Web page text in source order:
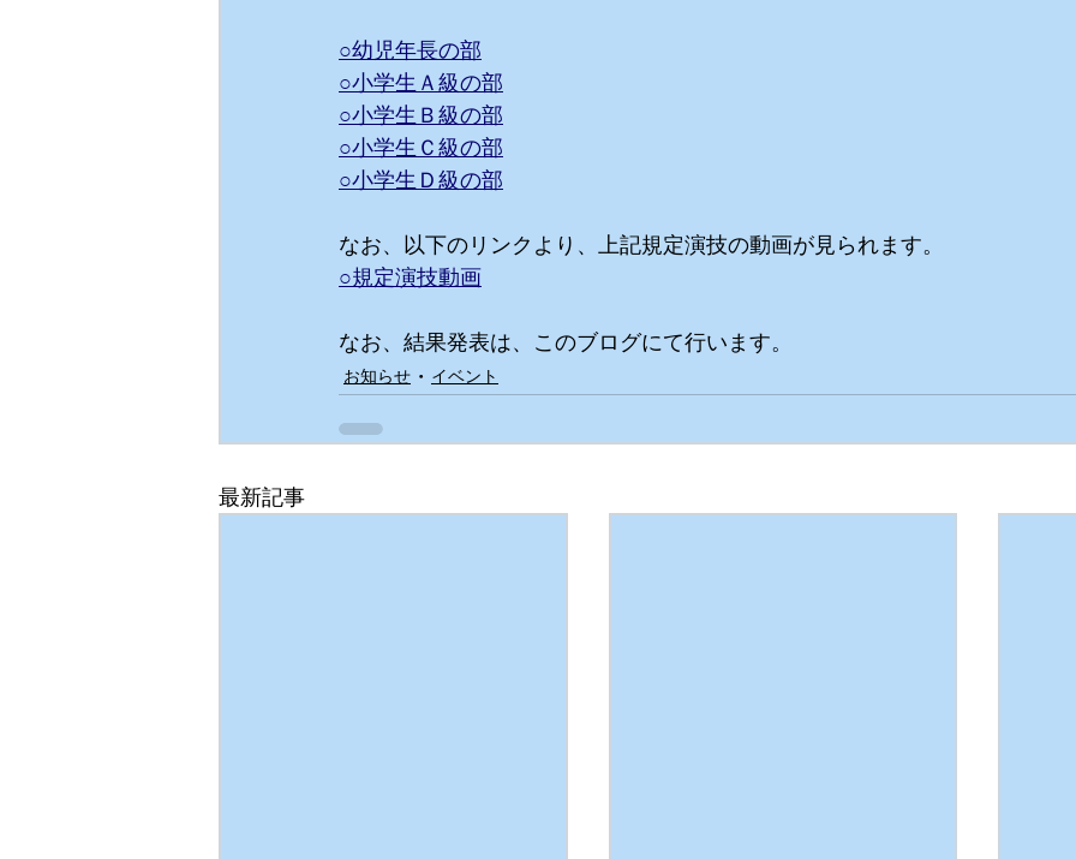
○幼児年長の部
○小学生Ａ級の部
○小学生Ｂ級の部
○小学生Ｃ級の部
○小学生Ｄ級の部
なお、以下のリンクより、上記規定演技の動画が見られます。
○規定演技動画
なお、結果発表は、このブログにて行います。
お知らせ イベント
最新記事